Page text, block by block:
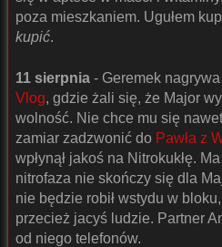
poza mieszkaniem. Ugułem
kupić.
11 sierpnia - Geremek
Vlog, gdzie żali się, że Major
wolność. Nie chce mu się
zamiar zadzwonić do Pawła z
wpłynął jakoś na Nitrokukłę.
nitrofaza nie skończy się dla
nie będzie robił wstydu w
przecież jacyś ludzie. Partner
od niego telefonów.